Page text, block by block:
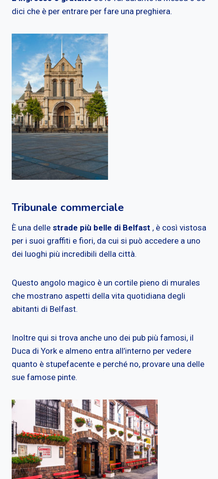
dici che è per entrare per fare una preghiera.
Tribunale commerciale
È una delle strade più belle di Belfast , è così vistosa
per i suoi graffiti e fiori, da cui si può accedere a uno
dei luoghi più incredibili della città.
Questo angolo magico è un cortile pieno di murales
che mostrano aspetti della vita quotidiana degli
abitanti di Belfast.
Inoltre qui si trova anche uno dei pub più famosi, il
Duca di York e almeno entra all’interno per vedere
quanto è stupefacente e perché no, provare una delle
sue famose pinte.